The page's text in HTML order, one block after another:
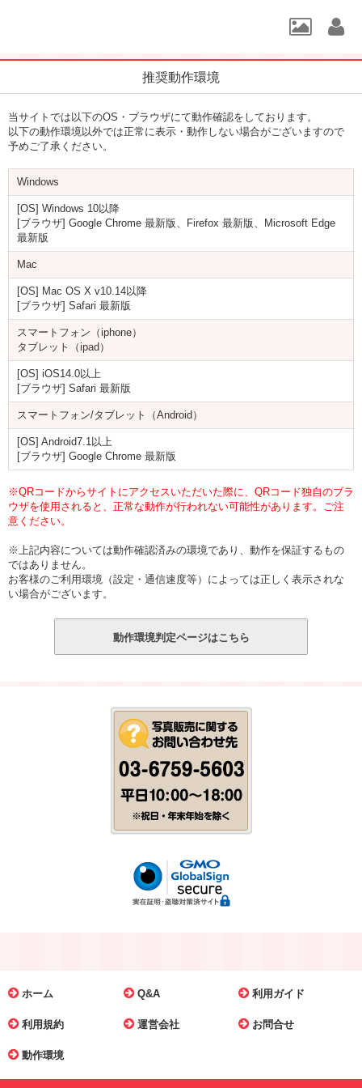
推奨動作環境
当サイトでは以下のOS・ブラウザにて動作確認をしております。
以下の動作環境以外では正常に表示・動作しない場合がございますので
予めご了承ください。
Windows
[OS] Windows 10以降
[ブラウザ] Google Chrome 最新版、Firefox 最新版、Microsoft Edge
最新版
Mac
[OS] Mac OS X v10.14以降
[ブラウザ] Safari 最新版
スマートフォン（iphone）
タブレット（ipad）
[OS] iOS14.0以上
[ブラウザ] Safari 最新版
スマートフォン/タブレット（Android）
[OS] Android7.1以上
[ブラウザ] Google Chrome 最新版
※QRコードからサイトにアクセスいただいた際に、QRコード独自のブラ
ウザを使用されると、正常な動作が行われない可能性があります。ご注
意ください。
※上記内容については動作確認済みの環境であり、動作を保証するもの
ではありません。
お客様のご利用環境（設定・通信速度等）によっては正しく表示されな
い場合がございます。
ホーム Q&A 利用ガイド
利用規約 運営会社 お問合せ
動作環境